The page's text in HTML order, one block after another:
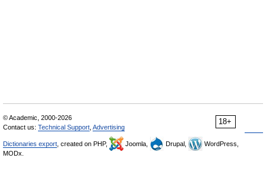
18+
© Academic, 2000-2026
Contact us: Technical Support Advertising
Dictionaries export , created on PHP, Joomla, Drupal,
WordPress,
MODx.